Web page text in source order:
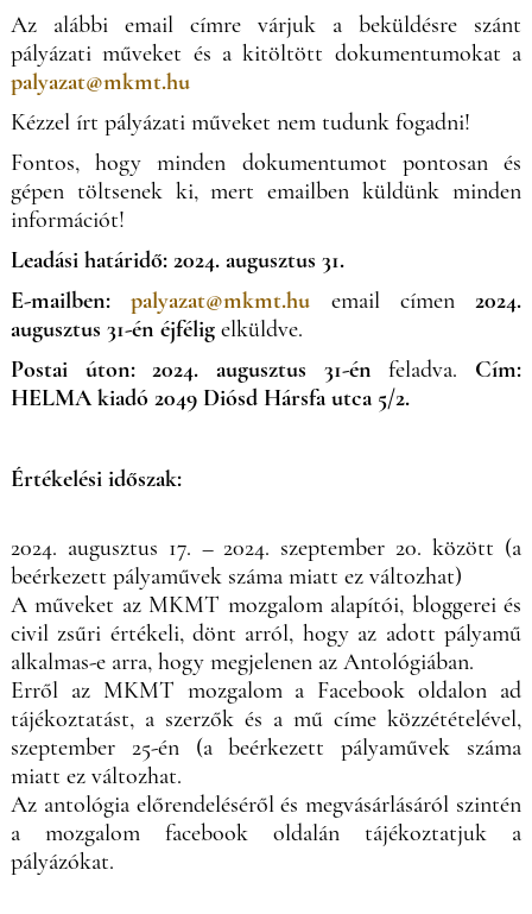
Az alábbi email címre várjuk a beküldésre szánt
pályázati műveket és a kitöltött dokumentumokat a
palyazat@mkmt.hu
Kézzel írt pályázati műveket nem tudunk fogadni!
Fontos, hogy minden dokumentumot pontosan és
gépen töltsenek ki, mert emailben küldünk minden
információt!
Leadási határidő: 2024. augusztus 31.
E-mailben:
palyazat@mkmt.hu email címen2024.
augusztus 31-én éjféligelküldve.
Postai úton:
2024. augusztus 31-én feladva. Cím:
HELMA kiadó 2049 Diósd Hársfa utca 5/2.
Értékelési időszak:
2024. augusztus 17. – 2024. szeptember 20. között (a
beérkezett pályaművek száma miatt ez változhat)
A műveket az MKMT mozgalom alapítói, bloggerei és
civil zsűri értékeli, dönt arról, hogy az adott pályamű
alkalmas-e arra, hogy megjelenen az Antológiában.
Erről az MKMT mozgalom a Facebook oldalon ad
tájékoztatást, a szerzők és a mű címe közzétételével,
szeptember 25-én (a beérkezett pályaművek száma
miatt ez változhat.
Az antológia előrendeléséről és megvásárlásáról szintén
a mozgalom facebook oldalán tájékoztatjuk a
pályázókat.